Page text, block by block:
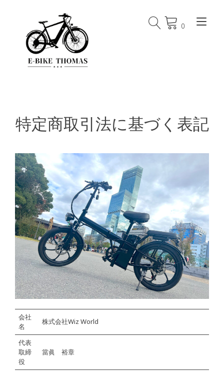
0
特定商取引法に基づく表記
会社
名
株式会社Wiz World
代表
取締
役
當眞 裕章